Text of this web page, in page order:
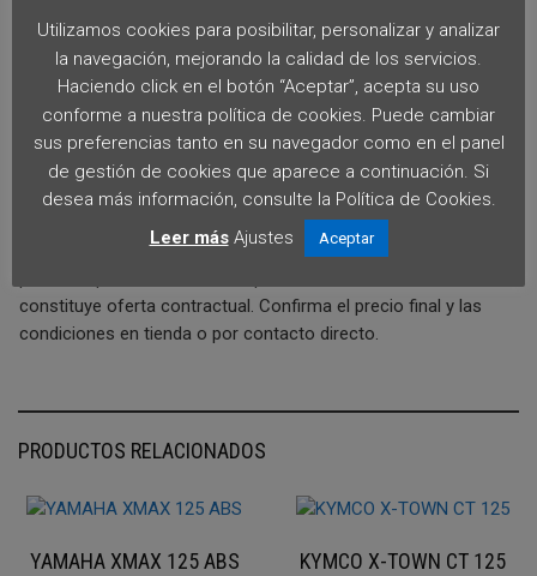
DistribuimosOficialmente las Marcas:
Aprilia, Honda, Yamaha, Suzuki, Kawasaki, Piaggio, Vespa,
Peugeot, kymco, Derbi y Sym.
… Y Consultanos “En tienda” por nuestra
Promoción Completa”
para el Motorista en Madrid…. No te la
querrás Perder!!
Precio orientativo salvo error tipográfico.
La información, disponibilidad, imágenes y características del
constituye oferta contractual. Confirma el precio final y las
condiciones en tienda o por contacto directo.
PRODUCTOS RELACIONADOS
YAMAHA XMAX 125 ABS KYMCO X-TOWN CT 125
Utilizamos cookies para posibilitar, personalizar y analizar
la navegación, mejorando la calidad de los servicios.
Haciendo click en el botón “Aceptar”, acepta su uso
conforme a nuestra política de cookies. Puede cambiar
sus preferencias tanto en su navegador como en el panel
de gestión de cookies que aparece a continuación. Si
desea más información, consulte la Política de Cookies.
Leer más Ajustes Aceptar